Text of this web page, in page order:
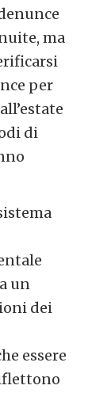
ma
per
di
un
dei
essere